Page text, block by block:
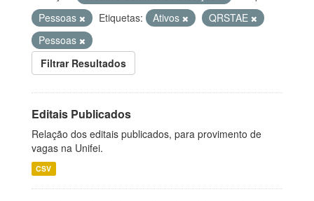
Pessoas
Etiquetas: Ativos
QRSTAE
Pessoas
Filtrar Resultados
Editais Publicados
Relação dos editais publicados, para provimento de
vagas na Unifei.
CSV